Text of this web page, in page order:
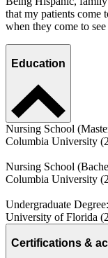
that my patients come
when they come to see
Education
Nursing School
Columbia University
Nursing School
Columbia University
Undergraduate Degree:
University of Florida
Certifications &